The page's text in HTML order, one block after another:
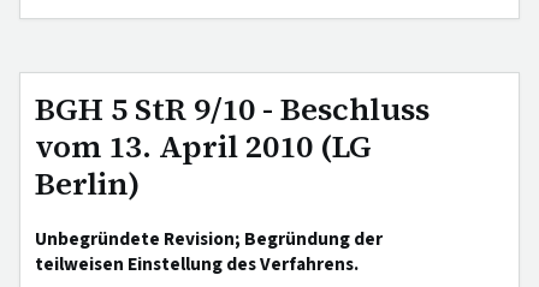
BGH 5 StR 9/10 - Beschluss
vom 13. April 2010 (LG
Berlin)
Unbegründete Revision; Begründung der
teilweisen Einstellung des Verfahrens.